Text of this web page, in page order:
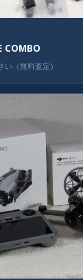
COMBO
（無料査定）